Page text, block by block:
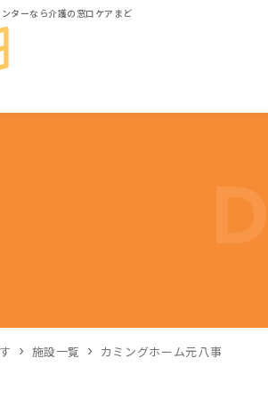
ターなら介護の窓口ケアまど
施設一覧 カミングホーム元八事